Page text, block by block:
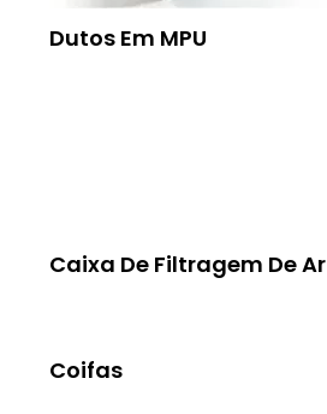
Dutos Em MPU
Caixa De Filtragem De Ar
Coifas